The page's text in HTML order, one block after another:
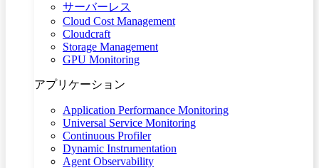
サーバーレス
Cloud Cost Management
Cloudcraft
Storage Management
GPU Monitoring
アプリケーション
Application Performance Monitoring
Universal Service Monitoring
Continuous Profiler
Dynamic Instrumentation
Agent Observability